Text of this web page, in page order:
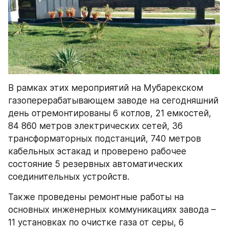
В рамках этих мероприятий на Мубарекском
газоперерабатывающем заводе на сегодняшний
день отремонтированы 6 котлов, 21 емкостей,
84 860 метров электрических сетей, 36
трансформаторных подстанций, 740 метров
кабельных эстакад и проверено рабочее
состояние 5 резервных автоматических
соединительных устройств.
Также проведены ремонтные работы на
основных инженерных коммуникациях завода –
11 установках по очистке газа от серы, 6